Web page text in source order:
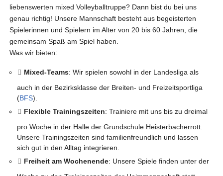
Sportstätten
Vereinskommunikation
Shop
Chronik
liebenswerten mixed Volleyballtruppe? Dann bist du bei uns
genau richtig! Unsere Mannschaft besteht aus begeisterten
Spielerinnen und Spielern im Alter von 20 bis 60 Jahren, die
gemeinsam Spaß am Spiel haben.
Was wir bieten:
Mixed-Teams: Wir spielen sowohl in der Landesliga als
auch in der Bezirksklasse der Breiten- und Freizeitsportliga
(BFS).
Flexible Trainingszeiten: Trainiere mit uns bis zu dreimal
pro Woche in der Halle der Grundschule Heisterbacherrott.
Unsere Trainingszeiten sind familienfreundlich und lassen
sich gut in den Alltag integrieren.
Freiheit am Wochenende: Unsere Spiele finden unter der